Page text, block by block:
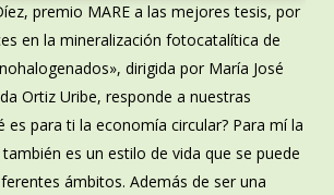
premio MARE a las mejores tesis, por
en la mineralización fotocatalítica de
dirigida por María José
Ortiz Uribe, responde a nuestras
es para ti la economía circular? Para mí la
es un estilo de vida que se puede
ámbitos. Además de ser una